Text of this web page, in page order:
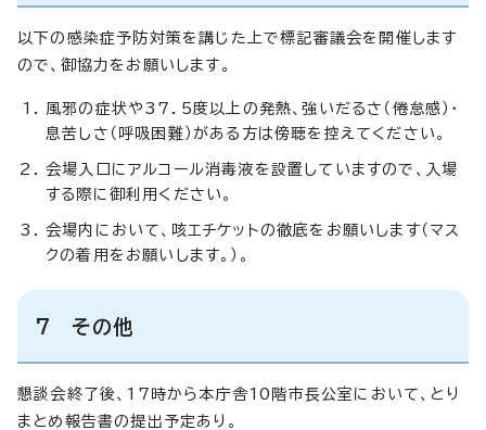
以下の感染症予防対策を講じた上で標記審議会を開催します
ので、御協力をお願いします。
風邪の症状や37．5度以上の発熱、強いだるさ（倦怠感）・
息苦しさ（呼吸困難）がある方は傍聴を控えてください。
会場入口にアルコール消毒液を設置していますので、入場
する際に御利用ください。
会場内において、咳エチケットの徹底をお願いします（マス
クの着用をお願いします。）。
7 その他
懇談会終了後、17時から本庁舎10階市長公室において、とり
まとめ報告書の提出予定あり。